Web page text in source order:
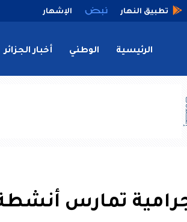
تطبيق النهار الإشهار
الرئيسية الوطني أخبار الجزائر
تمارس أنشطة